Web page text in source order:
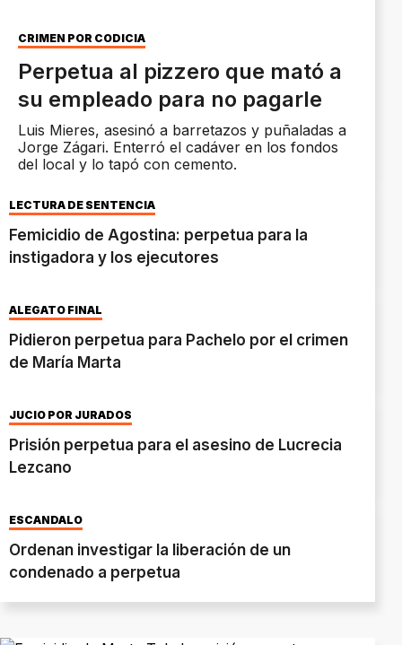
CRIMEN POR CODICIA
Perpetua al pizzero que mató a
su empleado para no pagarle
Luis Mieres, asesinó a barretazos y puñaladas a
Jorge Zágari. Enterró el cadáver en los fondos
del local y lo tapó con cemento.
LECTURA DE SENTENCIA
Femicidio de Agostina: perpetua para la
instigadora y los ejecutores
ALEGATO FINAL
Pidieron perpetua para Pachelo por el crimen
de María Marta
JUCIO POR JURADOS
Prisión perpetua para el asesino de Lucrecia
Lezcano
ESCÁNDALO
Ordenan investigar la liberación de un
condenado a perpetua